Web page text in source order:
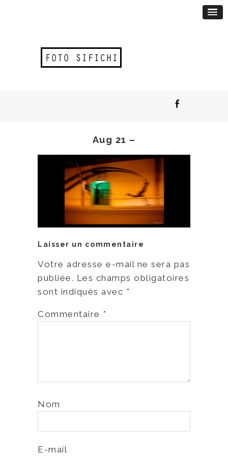
Aug 21 –
Laisser un commentaire
Votre adresse e-mail ne sera pas
publiée. Les champs obligatoires
sont indiqués avec *
Commentaire *
Nom
E-mail